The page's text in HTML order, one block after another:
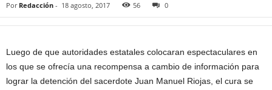
Por Redacción - 18 agosto, 2017 56 0
Luego de que autoridades estatales colocaran espectaculares en
los que se ofrecía una recompensa a cambio de información para
lograr la detención del sacerdote Juan Manuel Riojas, el cura se